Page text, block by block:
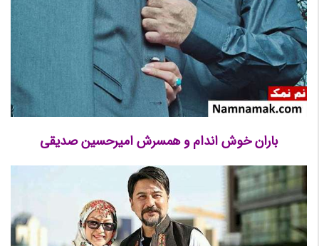
باران خوش اندام و همسرش امیرحسین صدیقی